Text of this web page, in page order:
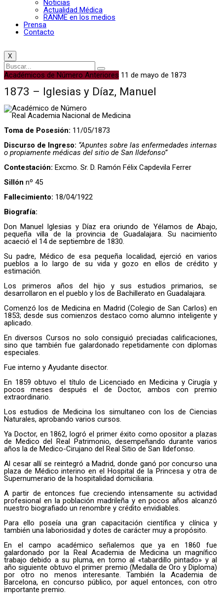
Noticias
Actualidad Médica
RANME en los medios
Prensa
Contacto
X
Académicos de Número Anteriores 11 de mayo de 1873
1873 – Iglesias y Díaz, Manuel
Académico de Número
Real Academia Nacional de Medicina
Toma de Posesión: 11/05/1873
Discurso de Ingreso: “Apuntes sobre las enfermedades internas
o propiamente médicas del sitio de San Ildefonso”
Contestación: Excmo. Sr. D. Ramón Félix Capdevila Ferrer
Sillón nº 45
Fallecimiento: 18/04/1922
Biografía:
Don Manuel Iglesias y Díaz era oriundo de Yélamos de Abajo,
pequeña villa de la provincia de Guadalajara. Su nacimiento
acaeció el 14 de septiembre de 1830.
Su padre, Médico de esa pequeña localidad, ejerció en varios
pueblos a lo largo de su vida y gozo en ellos de crédito y
estimación.
Los primeros años del hijo y sus estudios primarios, se
desarrollaron en el pueblo y los de Bachillerato en Guadalajara.
Comenzó los de Medicina en Madrid (Colegio de San Carlos) en
1853; desde sus comienzos destaco como alumno inteligente y
aplicado.
En diversos Cursos no solo consiguió preciadas calificaciones,
sino que también fue galardonado repetidamente con diplomas
especiales.
Fue interno y Ayudante disector.
En 1859 obtuvo el título de Licenciado en Medicina y Cirugía y
pocos meses después el de Doctor, ambos con premio
extraordinario.
Los estudios de Medicina los simultaneo con los de Ciencias
Naturales, aprobando varios cursos.
Ya Doctor, en 1862, logró el primer éxito como opositor a plazas
de Medico del Real Patrimonio, desempeñando durante varios
años la de Medico-Cirujano del Real Sitio de San Ildefonso.
Al cesar allí se reintegró a Madrid, donde ganó por concurso una
plaza de Médico interino en el Hospital de la Princesa y otra de
Supernumerario de la hospitalidad domiciliaria.
A partir de entonces fue creciendo intensamente su actividad
profesional en la población madrileña y en pocos años alcanzó
nuestro biografiado un renombre y crédito envidiables.
Para ello poseía una gran capacitación científica y clínica y
también una laboriosidad y dotes de carácter muy a propósito.
En el campo académico señalemos que ya en 1860 fue
galardonado por la Real Academia de Medicina un magnífico
trabajo debido a su pluma, en torno al «tabardillo pintado» y al
año siguiente obtuvo el primer premio (Medalla de Oro y Diploma)
por otro no menos interesante. También la Academia de
Barcelona, en concurso público, por aquel entonces, con otro
importante premio.